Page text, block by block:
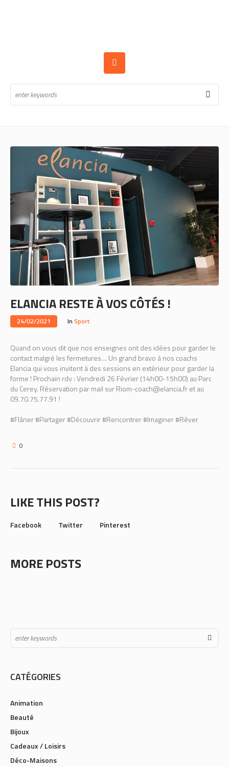
ELANCIA RESTE À VOS CÔTÉS !
24/02/2021 In Sport
Quand on vous dit que nos enseignes ont des idées pour garder le
contact malgré les fermetures… Un grand bravo à nos coachs
Elancia qui vous invitent à des sessions en extérieur pour garder la
forme ! Prochain rdv : Vendredi 26 Février (14h00-15h00) au Parc
du Cerey. Réservation par mail sur Riom-coach@elancia.fr et au
09.70.75.77.91 !
#Flâner #Partager #Découvrir #Rencontrer #Imaginer #Rêver
0
LIKE THIS POST?
Facebook Twitter Pinterest
MORE POSTS
CATÉGORIES
Animation
Beauté
Bijoux
Cadeaux / Loisirs
Déco-Maisons